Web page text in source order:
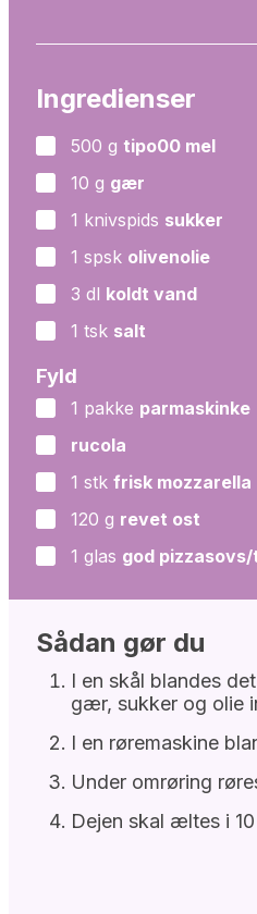
Ingredienser
▢
500 g tipo00 mel
▢
10 g gær
▢
1 knivspids sukker
▢
1 spsk olivenolie
▢
3 dl koldt vand
▢
1 tsk salt
Fyld
▢
1 pakke parmaskinke
▢
rucola
▢
1 stk frisk mozzarella
▢
120 g revet ost
▢
1 glas god
Sådan gør du
I en skål blandes
gær, sukker og olie
I en røremaskine
Under omrøring
Dejen skal æltes i